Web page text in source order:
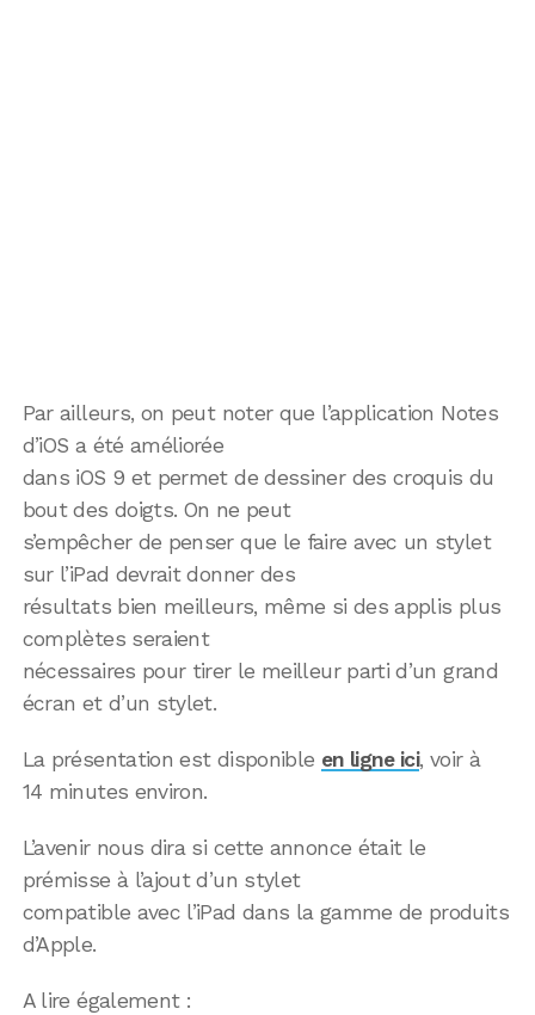
Par ailleurs, on peut noter que l’application Notes
d’iOS a été améliorée
dans iOS 9 et permet de dessiner des croquis du
bout des doigts. On ne peut
s’empêcher de penser que le faire avec un stylet
sur l’iPad devrait donner des
résultats bien meilleurs, même si des applis plus
complètes seraient
nécessaires pour tirer le meilleur parti d’un grand
écran et d’un stylet.
La présentation est disponible en ligne ici, voir à
14 minutes environ.
L’avenir nous dira si cette annonce était le
prémisse à l’ajout d’un stylet
compatible avec l’iPad dans la gamme de produits
d’Apple.
A lire également :